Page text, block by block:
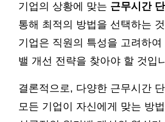
기업의 상황에 맞는 근무시간
통해 최적의 방법을 선택하는
기업은 직원의 특성을 고려하
밸 개선 전략을 찾아야 할 것입
결론적으로, 다양한 근무시간
모든 기업이 자신에게 맞는 방